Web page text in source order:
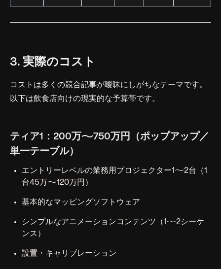
3. 実際のコスト
コストは多くの競合記事が曖昧にしがちなテーマです。
以下は飲食店向けの現実的な予算帯です。
ティア1：200万〜750万円（ポップアップ／
単一テーブル）
エントリーレベルの業務用プロジェクター1〜2台（1
台45万〜120万円）
基本的なマッピングソフトウェア
シンプルなアニメーションコンテンツ（1〜2シーケ
ンス）
設置・キャリブレーション